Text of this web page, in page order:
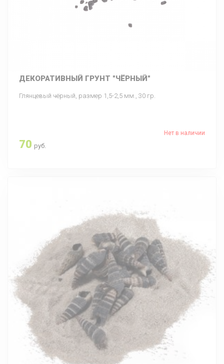
ДЕКОРАТИВНЫЙ ГРУНТ "ЧЁРНЫЙ"
Глянцевый чёрный, размер 1,5-2,5 мм., 30 гр.
70 руб.
Нет в наличии